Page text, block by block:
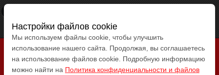
×
www.repeatcar.com
Бесплатно - In Google Play
Настройки файлов cookie
Мы используем файлы cookie, чтобы улучшить
использование нашего сайта. Продолжая, вы соглашаетесь
на использование файлов cookie. Подробную информацию
можно найти на Политика конфиденциальности и файлов